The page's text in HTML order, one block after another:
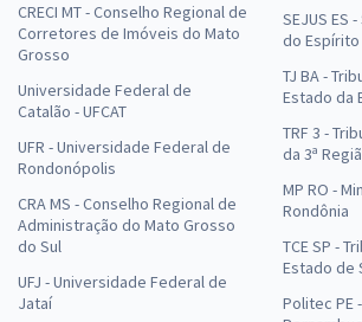
CRECI MT - Conselho Regional de
Corretores de Imóveis do Mato
Grosso
Universidade Federal de
Catalão - UFCAT
UFR - Universidade Federal de
Rondonópolis
CRA MS - Conselho Regional de
Administração do Mato Grosso
do Sul
UFJ - Universidade Federal de
Jataí
SEJUS ES
do Espírito
TJ BA -
Estado da
TRF 3 -
da 3ª
MP RO -
Rondônia
TCE SP -
Estado de
Politec PE